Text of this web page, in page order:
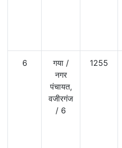
6 गया/
नगर
पंचायत,
वजीरगंज
/ 6
1255